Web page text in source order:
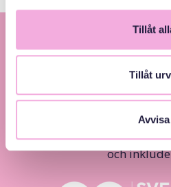
Tillåt
Tillåt
Avvisa
Svenska med baby –
och